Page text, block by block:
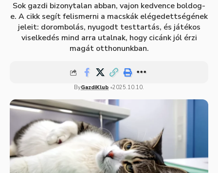
Sok gazdi bizonytalan abban, vajon kedvence boldog-
e. A cikk segít felismerni a macskák elégedettségének
jeleit: dorombolás, nyugodt testtartás, és játékos
viselkedés mind arra utalnak, hogy cicánk jól érzi
magát otthonunkban.
ByGazdiKlub 2025.10.10.